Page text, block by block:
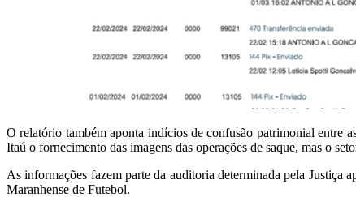
O relatório também aponta indícios de confusão patrimonial entre
Itaú o fornecimento das imagens das operações de saque, mas o
As informações fazem parte da auditoria determinada pela
Maranhense de Futebol.